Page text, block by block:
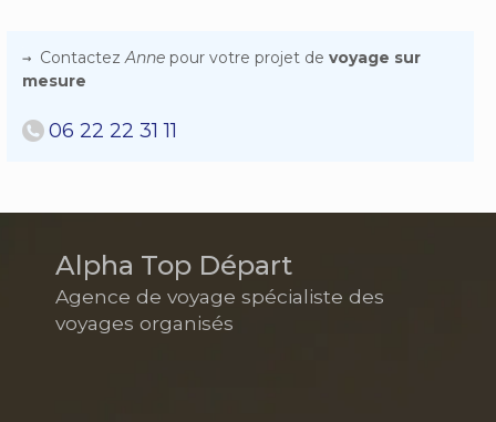
Contactez Anne pour votre projet de voyage sur
mesure
06 22 22 31 11
Alpha Top Départ
Agence de voyage spécialiste des
voyages organisés